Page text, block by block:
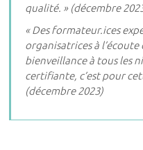
qualité. » (décembre
« Des formateur.ices
organisatrices à l’écoute
bienveillance à tous les
certifiante, c’est pour
(décembre 2023)